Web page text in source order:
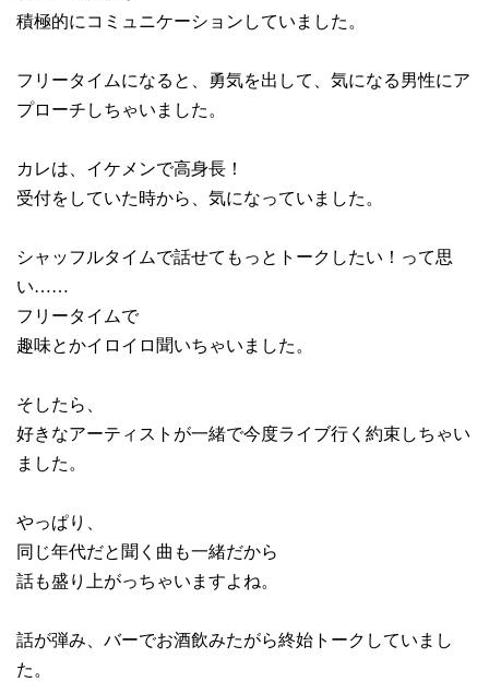
積極的にコミュニケーションしていました。
フリータイムになると、勇気を出して、気になる男性にア
プローチしちゃいました。
カレは、イケメンで高身長！
受付をしていた時から、気になっていました。
シャッフルタイムで話せてもっとトークしたい！って思
い……
フリータイムで
趣味とかイロイロ聞いちゃいました。
そしたら、
好きなアーティストが一緒で今度ライブ行く約束しちゃい
ました。
やっぱり、
同じ年代だと聞く曲も一緒だから
話も盛り上がっちゃいますよね。
話が弾み、バーでお酒飲みたがら終始トークしていまし
た。